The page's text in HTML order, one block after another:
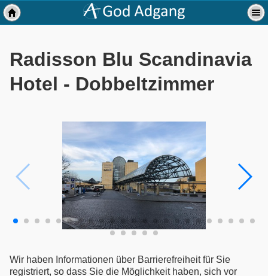
Radisson Blu Scandinavia
Hotel - Dobbeltzimmer
Wir haben Informationen über Barrierefreiheit für Sie
registriert, so dass Sie die Möglichkeit haben, sich vor